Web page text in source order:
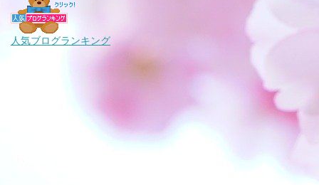
人気ブログランキング